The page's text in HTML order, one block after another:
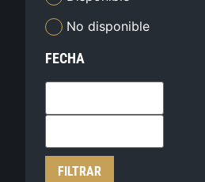
No disponible
FECHA
FILTRAR